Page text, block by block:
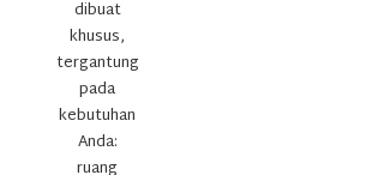
dibuat
khusus,
tergantung
pada
kebutuhan
Anda:
ruang